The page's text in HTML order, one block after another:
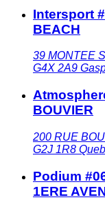
Intersport
BEACH
39 MONTEE
G4X 2A9
BOUVIER
200 RUE
G2J 1R8
Podium
1ERE